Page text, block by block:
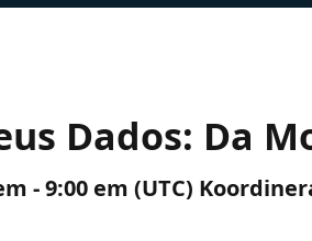
Dados: Da
- 9:00 em (UTC)